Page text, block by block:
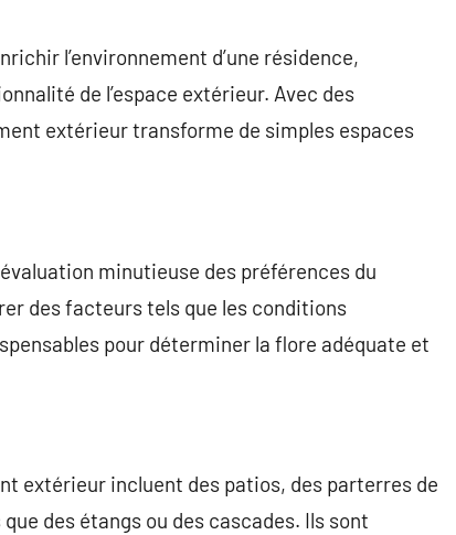
l’environnement d’une résidence,
de l’espace extérieur. Avec des
extérieur transforme de simples espaces
minutieuse des préférences du
des facteurs tels que les conditions
pour déterminer la flore adéquate et
extérieur incluent des patios, des parterres de
des étangs ou des cascades. Ils sont